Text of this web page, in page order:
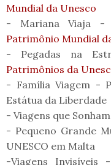
Mundial da Unesco
- Mariana Viaja -
Patrimônio Mundial
- Pegadas na
Patrimônios da
- Família Viagem -
Estátua da Liberdade
- Viagens que
- Pequeno Grande
UNESCO em Malta
-Viagens Invisíveis -